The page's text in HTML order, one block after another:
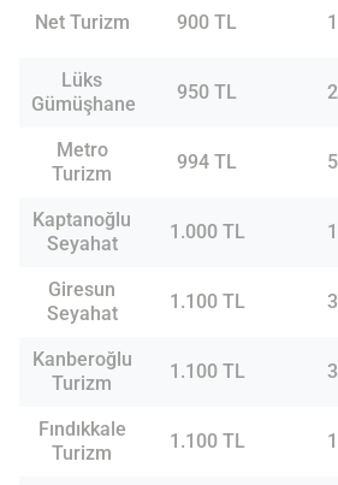
Net Turizm 900 TL 1
Lüks
Gümüşhane
950 TL 2
Metro
Turizm
994 TL 5
Kaptanoğlu
Seyahat
1.000 TL 1
Giresun
Seyahat
1.100 TL 3
Kanberoğlu
Turizm
1.100 TL 3
Fındıkkale
Turizm
1.100 TL 1